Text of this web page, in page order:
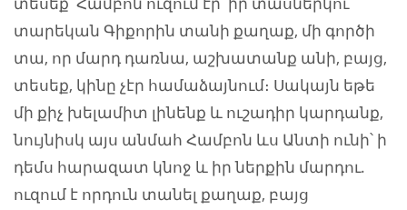
տարեկան Գիքորին տանի քաղաք, մի գործի
տա, որ մարդ դառնա, աշխատանք անի, բայց,
տեսեք, կինը չէր համաձայնում։ Սակայն եթե
մի քիչ խելամիտ լինենք և ուշադիր կարդանք,
նույնիսկ այս անմահ Համբոն ևս Անտի ունի՝ ի
դեմս հարազատ կնոջ և իր ներքին մարդու.
ուզում է որդուն տանել քաղաք, բայց